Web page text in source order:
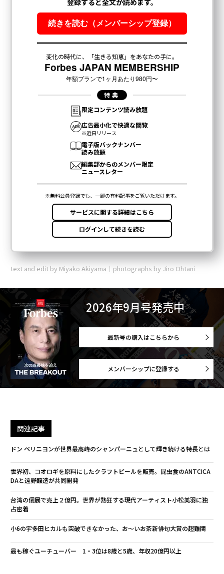
text and edit by Miyako Akiyama｜photographs by Jiro Ohtani
2026年9月号発売中
最新号の購入はこちらから
メンバーシップに登録する
関連記事
ドン ペリニヨンが世界最高峰のシャンパーニュとして輝き続ける特長とは
世界初、コオロギを原料にしたクラフトビールを販売。昆虫食のANTCICA
DAと遠野醸造が共同開発
台湾の個展で売上２億円。世界が熱狂する現代アーティスト小松美羽に独
占密着
小6の宇多田ヒカルも突破できなかった、お〜いお茶新俳句大賞の超難関
最も稼ぐユーチューバー 1・3位は8歳と5歳、年収20億円以上